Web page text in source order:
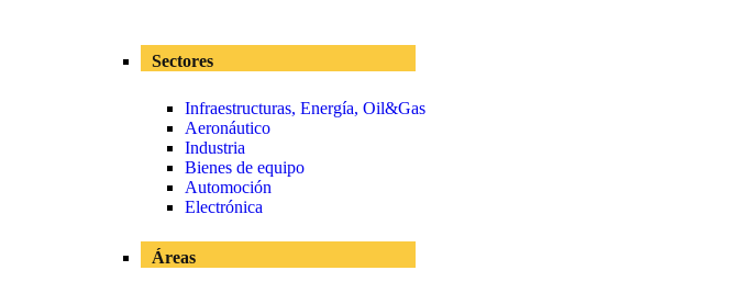
Sectores
Infraestructuras, Energía, Oil&Gas
Aeronáutico
Industria
Bienes de equipo
Automoción
Electrónica
Áreas